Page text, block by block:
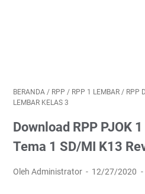
BERANDA / RPP / RPP 1 LEMBAR / RPP
LEMBAR KELAS 3
Download RPP PJOK
Tema 1 SD/MI K13
Oleh Administrator 12/27/2020